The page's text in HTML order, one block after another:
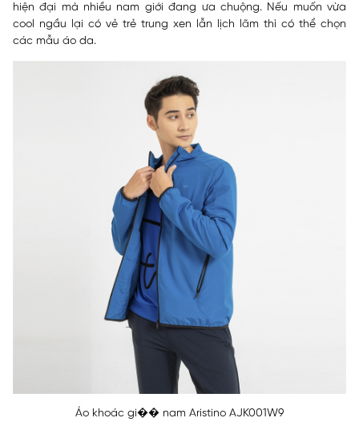
hiện đại mà nhiều nam giới đang ưa chuộng. Nếu muốn vừa
cool ngầu lại có vẻ trẻ trung xen lẫn lịch lãm thì có thể chọn
các mẫu áo da.
Áo khoác gi�� nam Aristino AJK001W9